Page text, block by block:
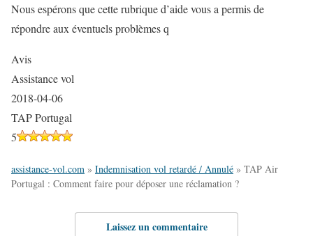
Nous espérons que cette rubrique d’aide vous a permis de
répondre aux éventuels problèmes q
Avis
Assistance vol
2018-04-06
TAP Portugal
5
assistance-vol.com » Indemnisation vol retardé / Annulé » TAP Air
Portugal : Comment faire pour déposer une réclamation ?
Laissez un commentaire